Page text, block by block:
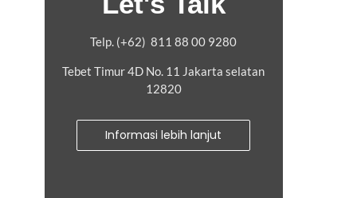
Telp. (+62) 811 88 00 9280
Tebet Timur 4D No. 11 Jakarta selatan
12820
Informasi lebih lanjut